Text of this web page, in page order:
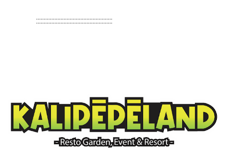
::::::::::::::::::::::::::::::::::::::::::::::::::